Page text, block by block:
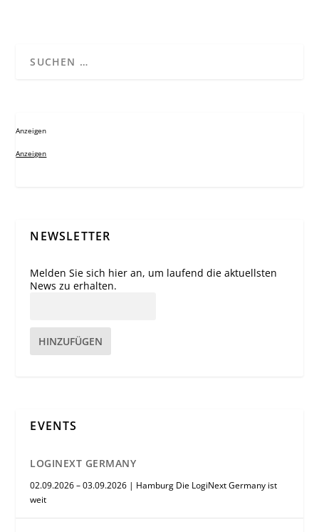
Anzeigen
Anzeigen
NEWSLETTER
Melden Sie sich hier an, um laufend die aktuellsten
News zu erhalten.
HINZUFÜGEN
EVENTS
LOGINEXT GERMANY
02.09.2026 – 03.09.2026 | Hamburg Die LogiNext Germany ist
weit